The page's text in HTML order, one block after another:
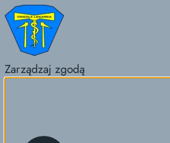
Zarządzaj zgodą